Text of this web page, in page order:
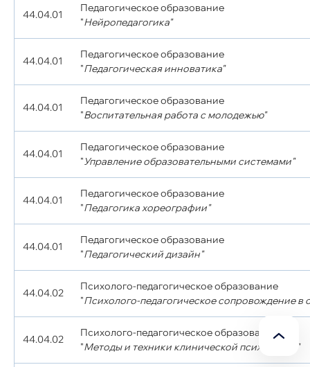
44.04.01
Педагогическое образование
"Нейропедагогика"
44.04.01
Педагогическое образование
"Педагогическая инноватика"
44.04.01
Педагогическое образование
"Воспитательная работа с молодежью"
44.04.01
Педагогическое образование
"Управление образовательными системами"
44.04.01
Педагогическое образование
"Педагогика хореографии"
44.04.01
Педагогическое образование
"Педагогический дизайн"
44.04.02
Психолого-педагогическое образование
"Психолого-педагогическое сопровождение в
44.04.02
Психолого-педагогическое образование
"Методы и техники клинической психологии"